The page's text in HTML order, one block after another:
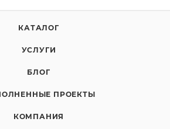
КАТАЛОГ
УСЛУГИ
БЛОГ
ПРОЕКТЫ
КОМПАНИЯ